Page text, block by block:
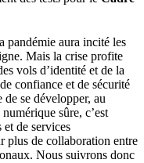
pandémie aura incité les
Mais la crise profite
vols d’identité et de la
confiance et de sécurité
se développer, au
sûre, c’est
de services
plus de collaboration entre
Nous suivrons donc